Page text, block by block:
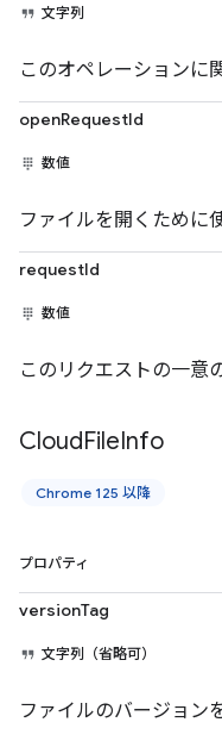
文字列
このオペレーションに
openRequestId
数値
ファイルを開くために
requestId
数値
このリクエストの一意
CloudFileInfo
Chrome 125 以降
プロパティ
versionTag
文字列（省略可）
ファイルのバージョン